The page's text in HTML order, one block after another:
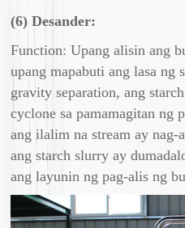
(6) Desander:
Function: Upang alisin ang
upang mapabuti ang lasa ng
gravity separation, ang
cyclone sa pamamagitan ng
ang ilalim na stream ay nag-
ang starch slurry ay
ang layunin ng pag-alis ng